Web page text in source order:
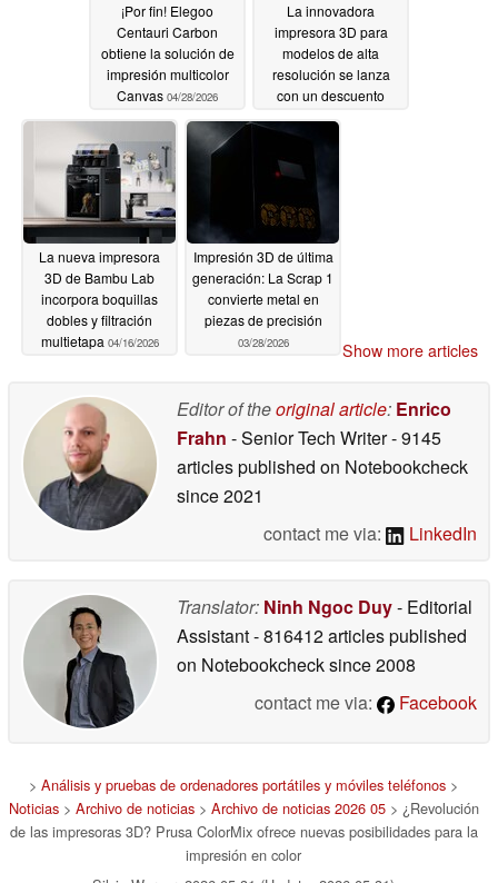
¡Por fin! Elegoo
Centauri Carbon
obtiene la solución de
impresión multicolor
Canvas 04/28/2026
La innovadora
impresora 3D para
modelos de alta
resolución se lanza
con un descuento
04/20/2026
La nueva impresora
3D de Bambu Lab
incorpora boquillas
dobles y filtración
multietapa 04/16/2026
Impresión 3D de última
generación: La Scrap 1
convierte metal en
piezas de precisión
03/28/2026 Show more articles
Editor of theoriginal article: Enrico
Frahn - Senior Tech Writer- 9145
articles published on Notebookcheck
since 2021
contact me via:
LinkedIn
Translator: Ninh Ngoc Duy- Editorial
Assistant- 816412 articles published
on Notebookchecksince 2008
contact me via:
Facebook
> Análisis y pruebas de ordenadores portátiles y móviles teléfonos >
Noticias> Archivo de noticias> Archivo de noticias 2026 05> ¿Revolución
de las impresoras 3D? Prusa ColorMix ofrece nuevas posibilidades para la
impresión en color